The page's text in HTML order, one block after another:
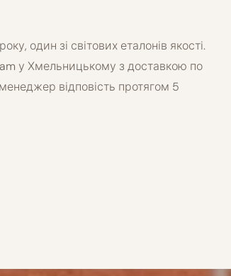
один зі світових еталонів якості.
у Хмельницькому з доставкою по
відповість протягом 5